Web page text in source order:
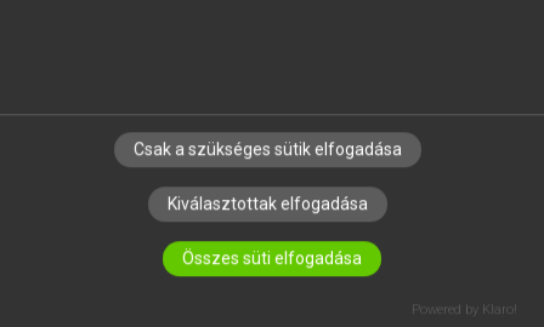
ADATVÉDELEM
Csak a szükséges sütik elfogadása
Kiválasztottak elfogadása
Összes süti elfogadása
Powered by Klaro!